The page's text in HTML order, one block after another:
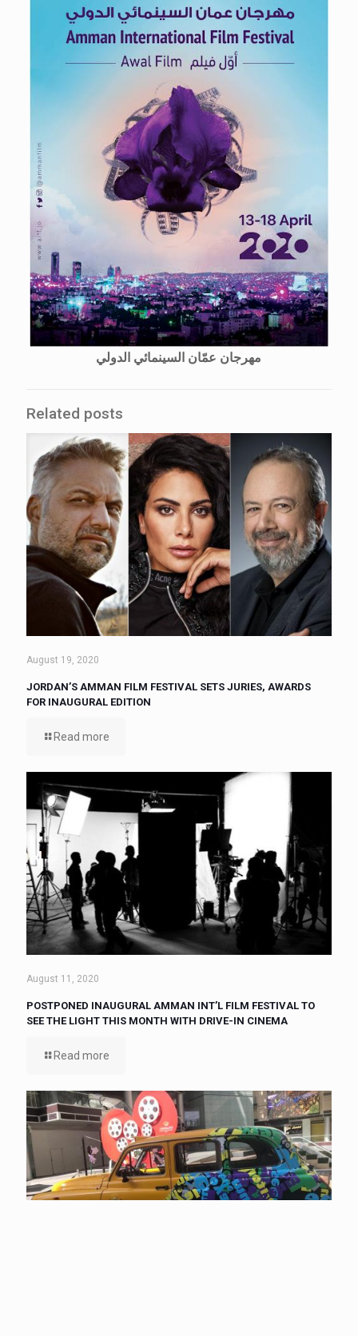
مهرجان عمّان السينمائي الدولي
Related posts
August 19, 2020
JORDAN’S AMMAN FILM FESTIVAL SETS JURIES, AWARDS
FOR INAUGURAL EDITION
Read more
August 11, 2020
POSTPONED INAUGURAL AMMAN INT’L FILM FESTIVAL TO
SEE THE LIGHT THIS MONTH WITH DRIVE-IN CINEMA
Read more